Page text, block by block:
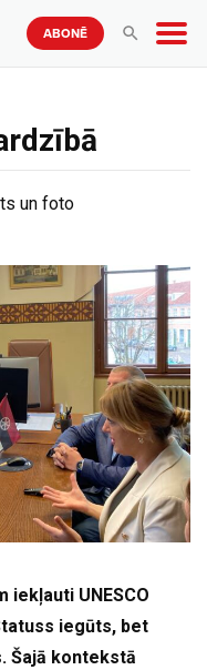
ABONĒ
un foto
iekļauti UNESCO
iegūts, bet
Šajā kontekstā